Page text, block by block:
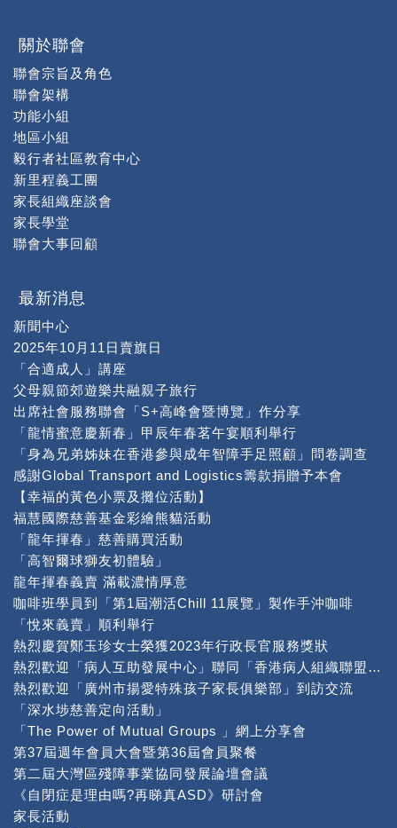
關於聯會
聯會宗旨及角色
聯會架構
功能小組
地區小組
毅行者社區教育中心
新里程義工團
家長組織座談會
家長學堂
聯會大事回顧
最新消息
新聞中心
2025年10月11日賣旗日
「合適成人」講座
父母親節郊遊樂共融親子旅行
出席社會服務聯會「S+高峰會暨博覽」作分享
「龍情蜜意慶新春」甲辰年春茗午宴順利舉行
「身為兄弟姊妹在香港參與成年智障手足照顧」問卷調查
感謝Global Transport and Logistics籌款捐贈予本會
【幸福的黃色小票及攤位活動】
福慧國際慈善基金彩繪熊貓活動
「龍年揮春」慈善購買活動
「高智爾球獅友初體驗」
龍年揮春義賣 滿載濃情厚意
咖啡班學員到「第1屆潮活Chill 11展覽」製作手沖咖啡
「悅來義賣」順利舉行
熱烈慶賀鄭玉珍女士榮獲2023年行政長官服務獎狀
熱烈歡迎「病人互助發展中心」聯同「香港病人組織聯盟」到本中心交流
熱烈歡迎「廣州市揚愛特殊孩子家長俱樂部」到訪交流
「深水埗慈善定向活動」
「The Power of Mutual Groups 」網上分享會
第37屆週年會員大會暨第36屆會員聚餐
第二屆大灣區殘障事業協同發展論壇會議
《自閉症是理由嗎?再睇真ASD》研討會
家長活動